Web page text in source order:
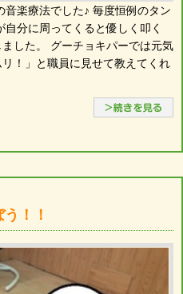
楽療法でした♪ 毎度恒例のタン
分に周ってくると優しく叩く
した。 グーチョキパーでは元気
！」と職員に見せて教えてくれ
！！